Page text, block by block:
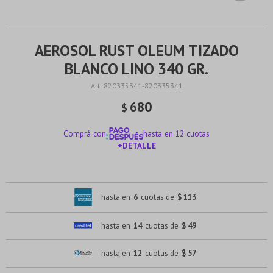
AEROSOL RUST OLEUM TIZADO
BLANCO LINO 340 GR.
820335341-820335341
$ 680
Comprá con
hasta en 12 cuotas
+DETALLE
hasta en 6 cuotas de $ 113
hasta en 14 cuotas de $ 49
hasta en 12 cuotas de $ 57